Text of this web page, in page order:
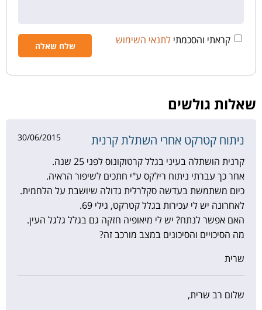
קראתי והסכמתי לתנאי השימוש
שאלות גולשים
ניתוח קטרקט אחרי השתלת קרנית 30/06/2015
קרנית הושתלה בעיני בגלל קרטוקונוס לפני 25 שנה.
אחר כך עברתי ניתוח רילקס ע"י חתכים לשיפור הראיה.
כיום משתמשת בעדשה סקלרלית גדולה שיושבת על הלחמית.
לאחרונה יש לי עכירות בגלל קטרקט, גילי 69.
האם אפשר לנתח? יש לי מיאופיה חזקה גם בגלל גלגל העין.
מה הסיכויים והסיכונים במצב מורכב זה?
שרית
שלום רב שרית,